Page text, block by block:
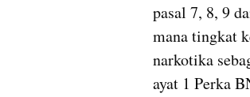
pasal 7, 8, 9
mana tingkat
narkotika
ayat 1 Perka